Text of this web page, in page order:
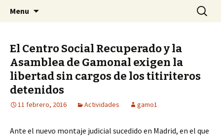
CSR Gamonal
Centro Social Recuperado Gamonal
Menu Buscar:
El Centro Social Recuperado y la
Asamblea de Gamonal exigen la
libertad sin cargos de los titiriteros
detenidos
11 febrero, 2016 Actividades gamo1
Ante el nuevo montaje judicial sucedido en Madrid, en el que